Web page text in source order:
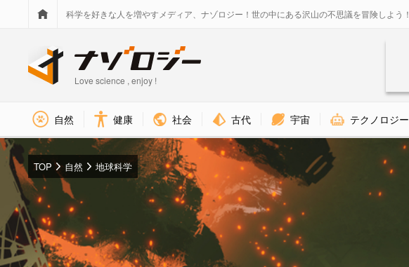
科学を好きな人を増やすメディア、ナゾロジー！世の中にある沢山の不思議を冒険しよう！
Love science , enjoy !
自然 健康 社会 古代 宇宙 テクノロジー
TOP 自然 地球科学